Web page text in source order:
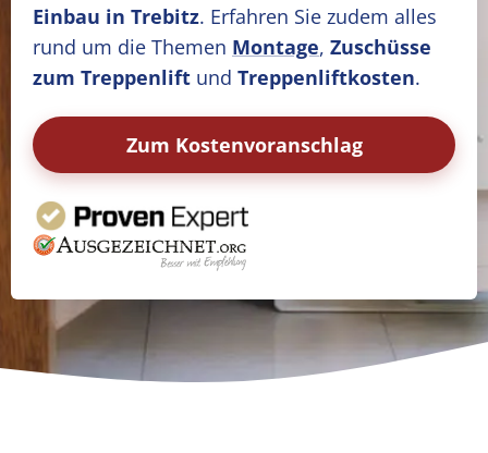
Einbau in Trebitz. Erfahren Sie zudem alles
rund um die Themen Montage, Zuschüsse
zum Treppenlift und Treppenliftkosten.
Zum Kostenvoranschlag